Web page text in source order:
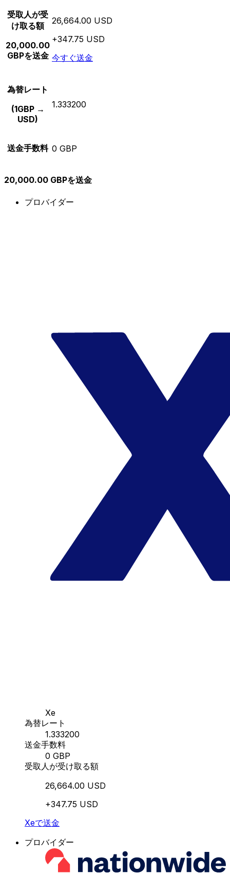
受取人が受
け取る額
20,000.00
GBPを送金
26,664.00 USD
+347.75 USD
今すぐ送金
為替レート
(1GBP →
USD)
1.333200
送金手数料 0 GBP
20,000.00 GBPを送金
プロバイダー
Xe
為替レート
1.333200
送金手数料
0 GBP
受取人が受け取る額
26,664.00 USD
+347.75 USD
Xeで送金
プロバイダー